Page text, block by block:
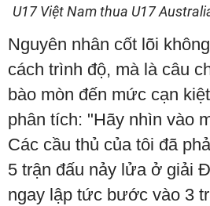
U17 Việt Nam thua U17
Nguyên nhân cốt lõi
cách trình độ, mà là câu
bào mòn đến mức cạn
phân tích: "Hãy nhìn vào
Các cầu thủ của tôi đã
5 trận đấu nảy lửa ở giải
ngay lập tức bước vào 3